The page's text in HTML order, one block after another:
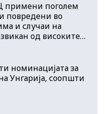
поголем
повредени во
и случаи на
од високите…
номинацијата за
Унгарија, соопшти